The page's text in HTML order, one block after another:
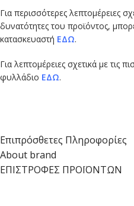
Για περισσότερες λεπτομέρειες
δυνατότητες του προϊόντος,
κατασκευαστή ΕΔΩ.
Για λεπτομέρειες σχετικά με τις
φυλλάδιο ΕΔΩ.
Επιπρόσθετες Πληροφορίες
About brand
ΕΠΙΣΤΡΟΦΕΣ ΠΡΟΪΟΝΤΩΝ